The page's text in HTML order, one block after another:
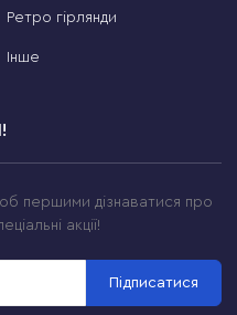
Ретро гірлянди
Інше
першими дізнаватися про
акції!
Підписатися